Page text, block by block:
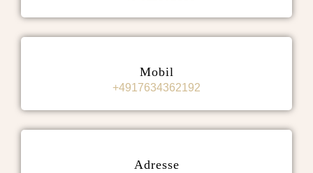
Mobil
+4917634362192
Adresse